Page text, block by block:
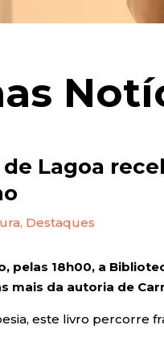
Lagoa
, Destaques
pelas 18h00, a
mais da autoria de
este livro percorre